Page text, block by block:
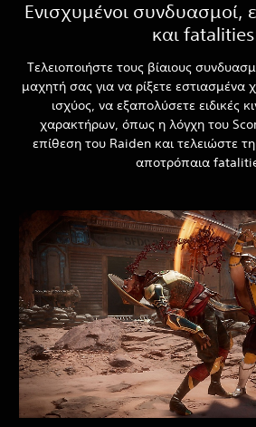
Ενισχυμένοι συνδυασμοί,
και fatalities
Τελειοποιήστε τους βίαιους
μαχητή σας για να ρίξετε εστιασμένα
ισχύος, να εξαπολύσετε ειδικές
χαρακτήρων, όπως η λόγχη του
επίθεση του Raiden και τελειώστε
αποτρόπαια